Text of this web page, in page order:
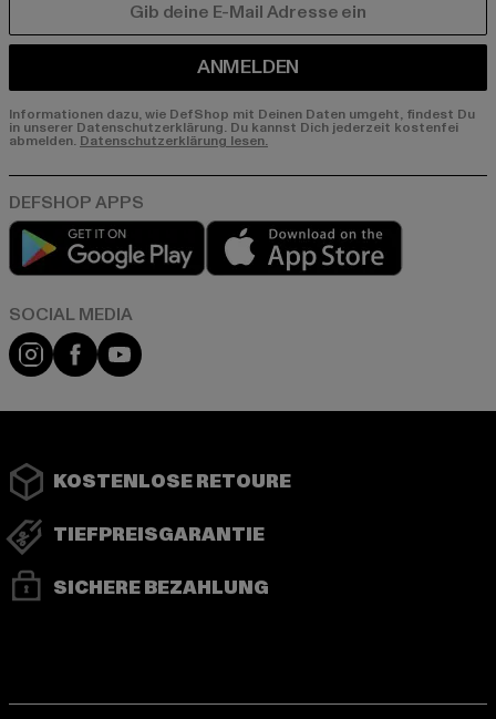
ANMELDEN
Informationen dazu, wie DefShop mit Deinen Daten umgeht, findest Du
in unserer Datenschutzerklärung. Du kannst Dich jederzeit kostenfei
abmelden. Datenschutzerklärung lesen.
Play market
Instagram
FacebookYouTube
KOSTENLOSE RETOURE
TIEFPREISGARANTIE
SICHERE BEZAHLUNG